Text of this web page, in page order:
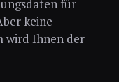
für
keine
wird Ihnen der